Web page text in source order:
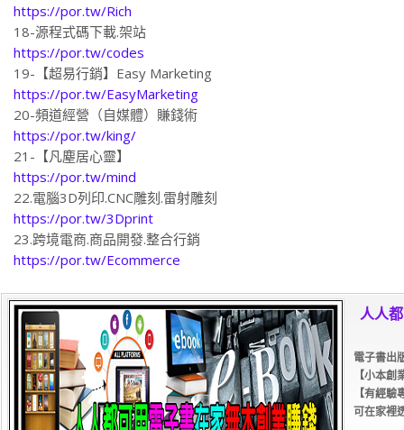
https://por.tw/Rich
18-源程式碼下載.架站
https://por.tw/codes
19-【超易行銷】Easy Marketing
https://por.tw/EasyMarketing
20-頻道經營（自媒體）賺錢術
https://por.tw/king/
21-【凡塵居心靈】
https://por.tw/mind
22.電腦3D列印.CNC雕刻.雷射雕刻
https://por.tw/3Dprint
23.跨境電商.商品開發.整合行銷
https://por.tw/Ecommerce